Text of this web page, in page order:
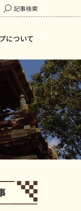
Search:記事検索
について